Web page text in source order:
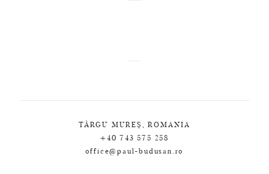
TÂRGU MUREȘ, ROMANIA
+40 743 575 258
office@paul-budusan.ro